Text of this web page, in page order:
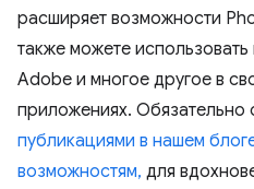
расширяет возможности
также можете
Adobe и многое другое в
приложениях. Обязательно
публикациями в нашем
возможностям, для